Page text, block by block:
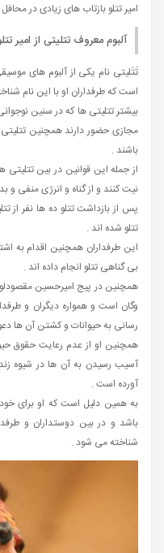
امیر تتلو بازتاب های زیادی در
آلبوم معروف تتلیتی از امیر
تَتَلیتی نام یکی از آلبوم های
است که طرفداران او با این نام
بیشتر تتلیتی ها که در سنین
مجازی حضور دارند همچنین
باشند .
از جمله این قوانین در بین تتلیتی
نیت کنند و از گناه و انرژی منفی و
پس از بازداشت تتلو ده‌ ها نفر از
تتلو شده اند .
این طرفداران همچنین اقدام به
بی گناهی تتلو انجام داده اند .
همچنین در پیج امیرحسین
وگان است و همواره دیگران و
رسانی به حیوانات و کشتن آن‌ ها
همچنین او از عدم رعایت حقوق
آسیب رسیدن به آن ها در شیوه
آورده است .
به همین دلیل است که او برای
باشد و در بین دوستداران و
شناخته می‌ شود .